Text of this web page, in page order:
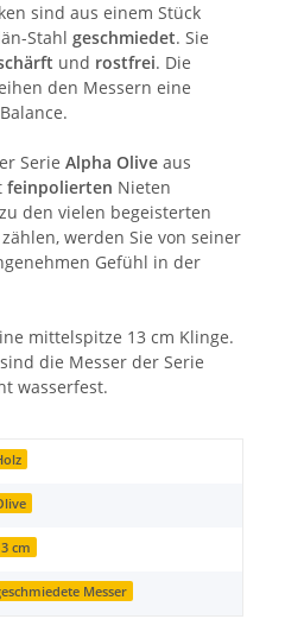
sind aus einem Stück
Stahl geschmiedet. Sie
und rostfrei. Die
den Messern eine
Balance.
Serie Alpha Olive aus
feinpolierten Nieten
den vielen begeisterten
werden Sie von seiner
Gefühl in der
mittelspitze 13 cm Klinge.
die Messer der Serie
wasserfest.
cm
Messer